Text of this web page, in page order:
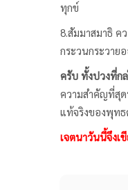
ทุกข์
8.สัมมาสมาธิ ค
กระวนกระวาย
ครับ ทั้งปวงที่ก
ความสำคัญที่สุด
แท้จริงของพุทธ
เจตนาวันนี้จึงเ